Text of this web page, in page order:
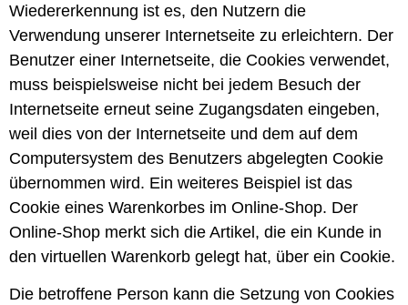
Wiedererkennung ist es, den Nutzern die
Verwendung unserer Internetseite zu erleichtern. Der
Benutzer einer Internetseite, die Cookies verwendet,
muss beispielsweise nicht bei jedem Besuch der
Internetseite erneut seine Zugangsdaten eingeben,
weil dies von der Internetseite und dem auf dem
Computersystem des Benutzers abgelegten Cookie
übernommen wird. Ein weiteres Beispiel ist das
Cookie eines Warenkorbes im Online-Shop. Der
Online-Shop merkt sich die Artikel, die ein Kunde in
den virtuellen Warenkorb gelegt hat, über ein Cookie.
Die betroffene Person kann die Setzung von Cookies